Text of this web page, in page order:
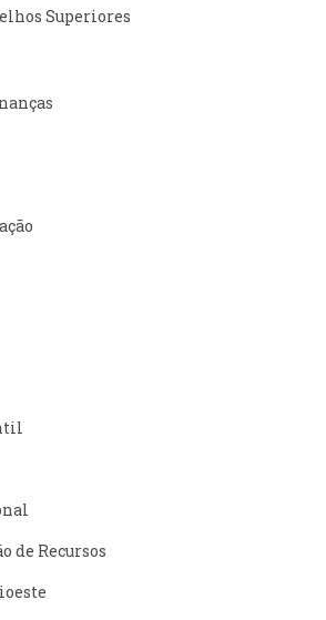
Superiores
de Recursos